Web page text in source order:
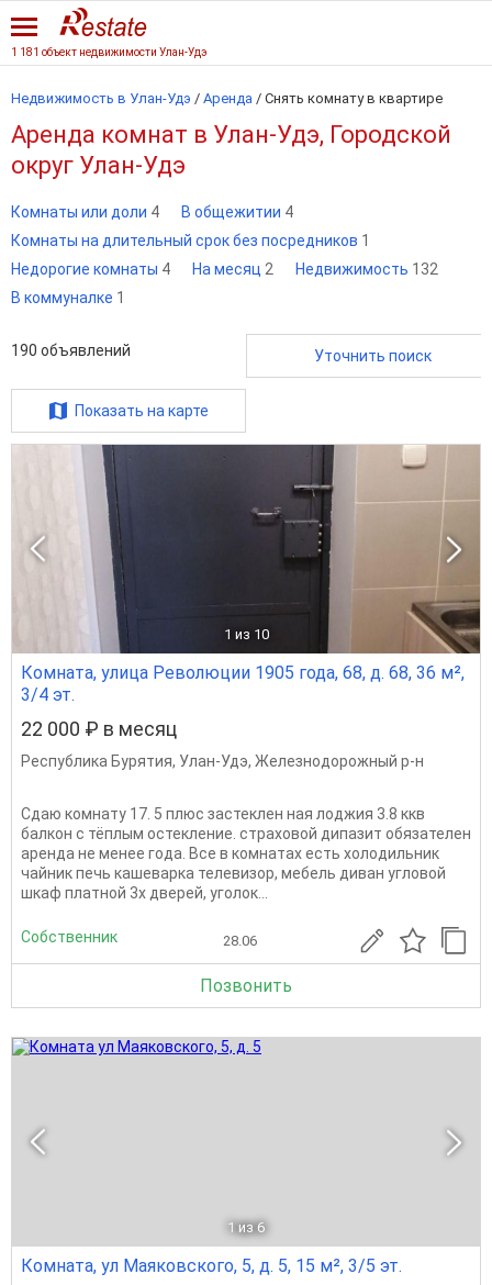
1 181 объект недвижимости Улан-Удэ
Недвижимость в Улан-Удэ / Аренда / Снять комнату в квартире
Аренда комнат в Улан-Удэ, Городской
округ Улан-Удэ
Комнаты или доли 4 В общежитии 4
Комнаты на длительный срок без посредников 1
Недорогие комнаты 4 На месяц 2 Недвижимость 132
В коммуналке 1
190 объявлений Уточнить поиск
Показать на карте
1 из 10
Комната, улица Революции 1905 года, 68, д. 68, 36 м²,
3/4 эт.
22 000 ₽ в месяц
Республика Бурятия, Улан-Удэ, Железнодорожный р-н
Сдаю комнату 17. 5 плюс застеклен ная лоджия 3.8 ккв
балкон с тёплым остекление. страховой дипазит обязателен
аренда не менее года. Все в комнатах есть холодильник
чайник печь кашеварка телевизор, мебель диван угловой
шкаф платной 3х дверей, уголок...
Собственник 28.06
Позвонить
1 из 6
Комната, ул Маяковского, 5, д. 5, 15 м², 3/5 эт.